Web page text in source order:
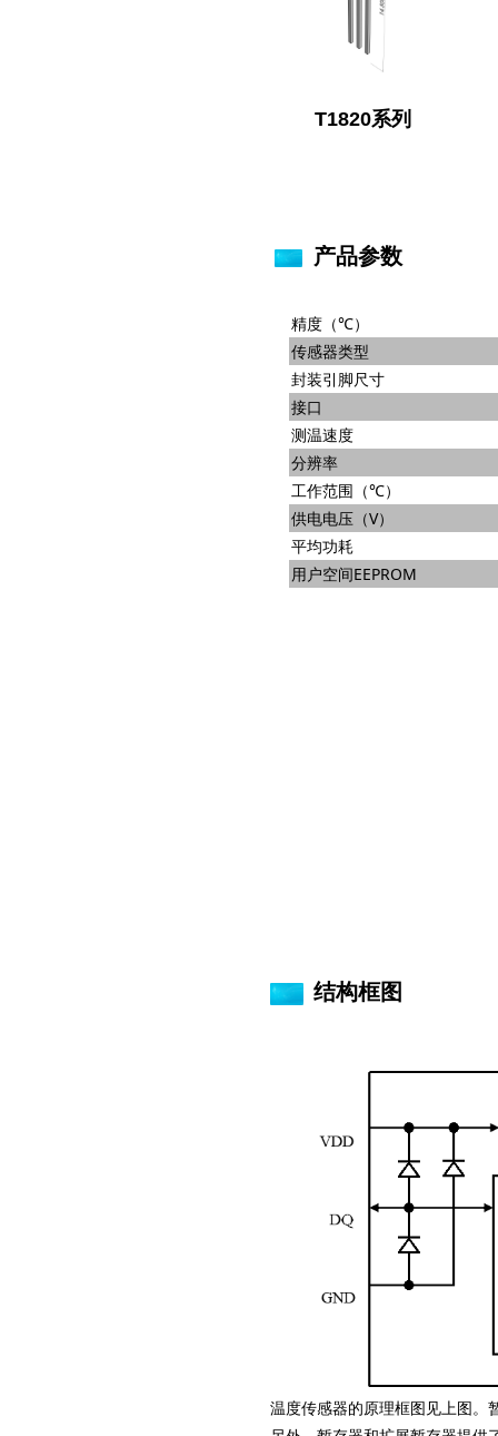
T1820系列
产品参数
精度（℃）
传感器类型
封装引脚尺寸
接口
测温速度
分辨率
工作范围（℃）
供电电压（V）
平均功耗
用户空间EEPROM
结构框图
温度传感器的原理框图见上图。